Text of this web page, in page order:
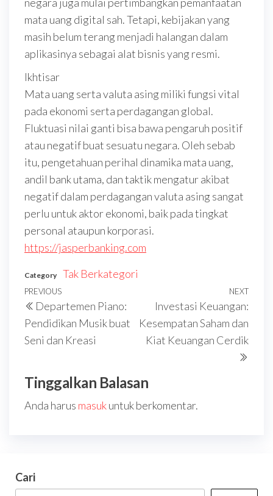
mata uang digital sah. Tetapi, kebijakan yang
masih belum terang menjadi halangan dalam
aplikasinya sebagai alat bisnis yang resmi.
Ikhtisar
Mata uang serta valuta asing miliki fungsi vital
pada ekonomi serta perdagangan global.
Fluktuasi nilai ganti bisa bawa pengaruh positif
atau negatif buat sesuatu negara. Oleh sebab
itu, pengetahuan perihal dinamika mata uang,
andil bank utama, dan taktik mengatur akibat
negatif dalam perdagangan valuta asing sangat
perlu untuk aktor ekonomi, baik pada tingkat
personal ataupun korporasi.
https://jasperbanking.com
Category Tak Berkategori
Navigasi
pos
Previous
Post
PREVIOUS
Departemen Piano:
Pendidikan Musik buat
Seni dan Kreasi
Next
NEXT
Investasi Keuangan:
Kesempatan Saham dan
Kiat Keuangan Cerdik
Tinggalkan Balasan
Anda harus masukuntuk berkomentar.
Cari